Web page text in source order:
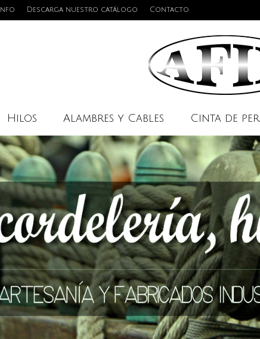
Info Descarga nuestro catálogo Contacto
Hilos Alambres y Cables Cinta de